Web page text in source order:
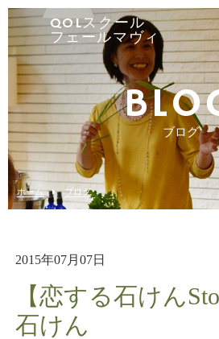
QOLスクール
フェールマヴィ
ブログ
ホーム ブログ
2015年07月07日
【恋する石けん
石けん